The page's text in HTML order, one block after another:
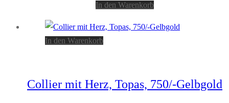
In den Warenkorb
In den Warenkorb
Collier mit Herz, Topas, 750/-Gelbgold